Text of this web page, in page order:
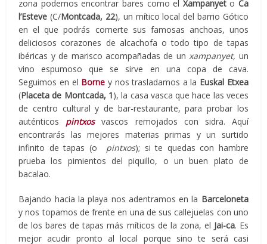
zona podemos encontrar bares como el Xampanyeto Ca
l’Esteve (C/Montcada, 22), un mítico local del barrio Gótico
en el que podrás comerte sus famosas anchoas, unos
deliciosos corazones de alcachofa o todo tipo de tapas
ibéricas y de marisco acompañadas de unxampanyet, un
vino espumoso que se sirve en una copa de cava.
Seguimos en el Borne y nos trasladamos a la Euskal Etxea
(Placeta de Montcada, 1), la casa vasca que hace las veces
de centro cultural y de bar-restaurante, para probar los
auténticos pintxosvascos remojados con sidra. Aquí
encontrarás las mejores materias primas y un surtido
infinito de tapas (o
pintxos); si te quedas con hambre
prueba los pimientos del piquillo, o un buen plato de
bacalao.
Bajando hacia la playa nos adentramos en la Barceloneta
y nos topamos de frente en una de sus callejuelas con uno
de los bares de tapas más míticos de la zona, el Jai-ca. Es
mejor acudir pronto al local porque sino te será casi